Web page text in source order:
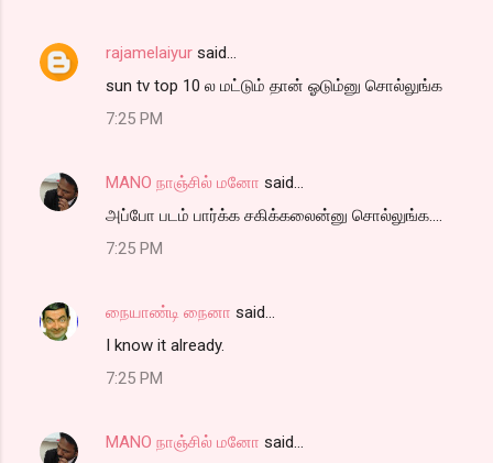
rajamelaiyur said…
sun tv top 10 ல மட்டும் தான் ஓடும்னு சொல்லுங்க
7:25 PM
MANO நாஞ்சில் மனோ said…
அப்போ படம் பார்க்க சகிக்கலைன்னு சொல்லுங்க....
7:25 PM
நையாண்டி நைனா said…
I know it already.
7:25 PM
MANO நாஞ்சில் மனோ said…